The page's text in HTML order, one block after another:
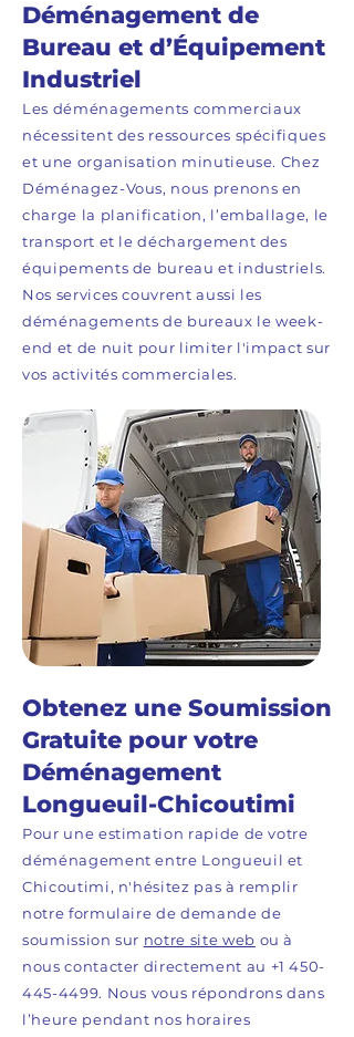
Déménagement de
Bureau et d’Équipement
Industriel
Les déménagements commerciaux
nécessitent des ressources spécifiques
et une organisation minutieuse. Chez
Déménagez-Vous, nous prenons en
charge la planification, l’emballage, le
transport et le déchargement des
équipements de bureau et industriels.
Nos services couvrent aussi les
déménagements de bureaux le week-
end et de nuit pour limiter l'impact sur
vos activités commerciales.
Obtenez une Soumission
Gratuite pour votre
Déménagement
Longueuil-Chicoutimi
Pour une estimation rapide de votre
déménagement entre Longueuil et
Chicoutimi, n'hésitez pas à remplir
notre formulaire de demande de
soumission sur notre site web ou à
nous contacter directement au +1 450-
445-4499. Nous vous répondrons dans
l’heure pendant nos horaires